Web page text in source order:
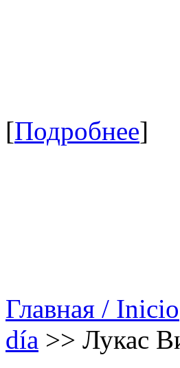
[Подробнее]
Главная / Inicio
día >> Лукас